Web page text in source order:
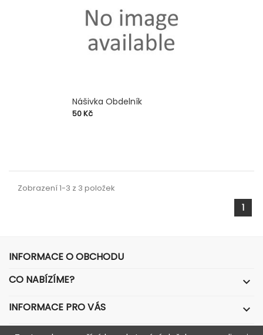
Nášivka Obdelník
Cena
50 Kč
Zobrazení 1-3 z 3 položek
1
INFORMACE O OBCHODU
CO NABÍZÍME?

INFORMACE PRO VÁS 